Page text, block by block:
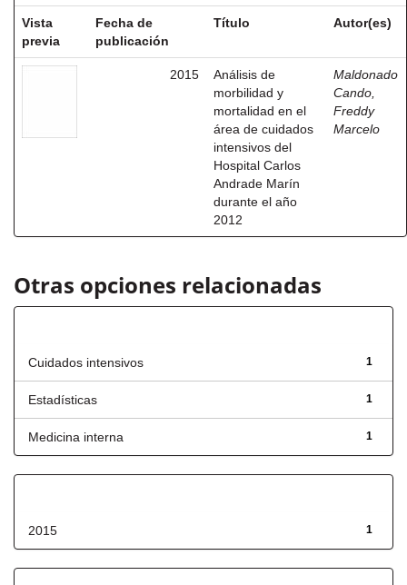
Vista
previa
Fecha de
publicación
Título Autor(es)
2015
Análisis de
morbilidad y
mortalidad en el
área de cuidados
intensivos del
Hospital Carlos
Andrade Marín
durante el año
2012
Maldonado
Cando,
Freddy
Marcelo
Otras opciones relacionadas
1
Cuidados intensivos
1
Estadísticas
1
Medicina interna
1
2015